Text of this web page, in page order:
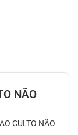
NÃO
CULTO NÃO